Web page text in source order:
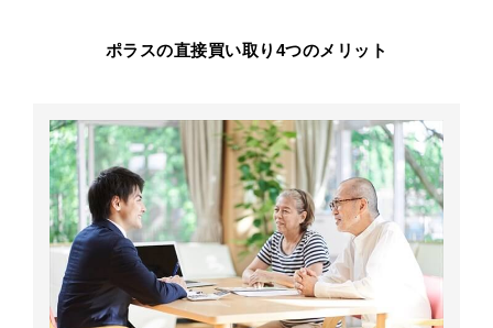
ポラスの直接買い取り4つのメリット